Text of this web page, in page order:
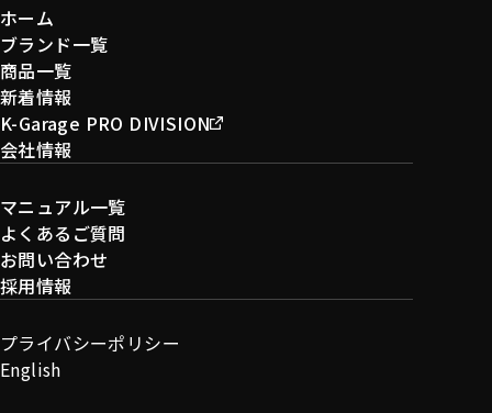
ホーム
ブランド一覧
商品一覧
新着情報
K-Garage PRO DIVISION
会社情報
マニュアル一覧
よくあるご質問
お問い合わせ
採用情報
プライバシーポリシー
English